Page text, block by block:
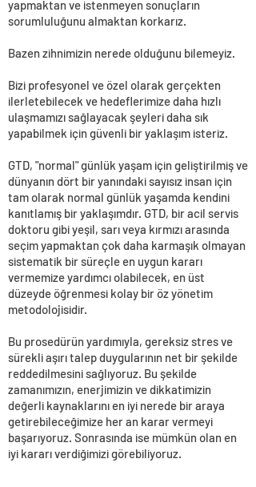
yapmaktan ve istenmeyen sonuçların
sorumluluğunu almaktan korkarız.
Bazen zihnimizin nerede olduğunu bilemeyiz.
Bizi profesyonel ve özel olarak gerçekten
ilerletebilecek ve hedeflerimize daha hızlı
ulaşmamızı sağlayacak şeyleri daha sık
yapabilmek için güvenli bir yaklaşım isteriz.
GTD, "normal" günlük yaşam için geliştirilmiş ve
dünyanın dört bir yanındaki sayısız insan için
tam olarak normal günlük yaşamda kendini
kanıtlamış bir yaklaşımdır. GTD, bir acil servis
doktoru gibi yeşil, sarı veya kırmızı arasında
seçim yapmaktan çok daha karmaşık olmayan
sistematik bir süreçle en uygun kararı
vermemize yardımcı olabilecek, en üst
düzeyde öğrenmesi kolay bir öz yönetim
metodolojisidir.
Bu prosedürün yardımıyla, gereksiz stres ve
sürekli aşırı talep duygularının net bir şekilde
reddedilmesini sağlıyoruz. Bu şekilde
zamanımızın, enerjimizin ve dikkatimizin
değerli kaynaklarını en iyi nerede bir araya
getirebileceğimize her an karar vermeyi
başarıyoruz. Sonrasında ise mümkün olan en
iyi kararı verdiğimizi görebiliyoruz.